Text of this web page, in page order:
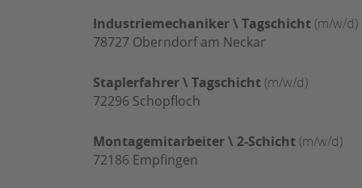
Industriemechaniker \ Tagschicht(m/w/d)
78727 Oberndorf am Neckar
Staplerfahrer \ Tagschicht(m/w/d)
72296 Schopfloch
Montagemitarbeiter \ 2-Schicht(m/w/d)
72186 Empfingen